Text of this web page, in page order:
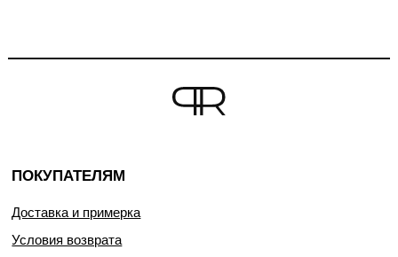
ПОКУПАТЕЛЯМ
Доставка и примерка
Условия возврата